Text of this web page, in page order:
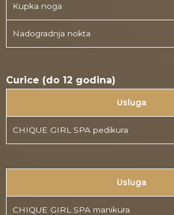
Kupka noga
Nadogradnja nokta
Curice (do 12 godina)
Usluga
CHIQUE GIRL SPA pedikura
Usluga
CHIQUE GIRL SPA manikura